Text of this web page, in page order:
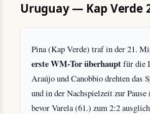
Uruguay — Kap Verde
Pina (Kap Verde) traf in der 21.
erste WM-Tor überhauptfür die
Araújo und Canobbio drehten das
und in der Nachspielzeit zur Pause
bevor Varela (61.) zum 2:2